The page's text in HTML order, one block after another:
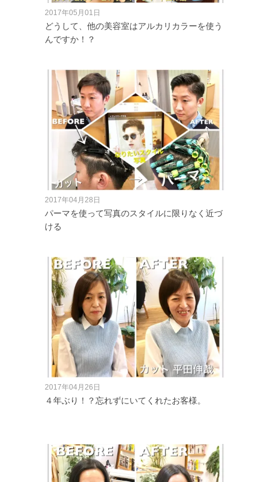
2017年05月01日
どうして、他の美容室はアルカリカラーを使う
んですか！？
2017年04月28日
パーマを使って写真のスタイルに限りなく近づ
ける
2017年04月26日
４年ぶり！？忘れずにいてくれたお客様。